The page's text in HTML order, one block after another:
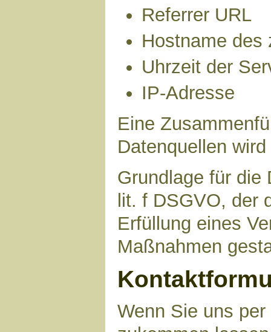
Referrer URL
Hostname des
Uhrzeit der
IP-Adresse
Eine
Datenquellen
Grundlage für die
lit. f DSGVO, der
Erfüllung eines
Maßnahmen
Wenn Sie uns